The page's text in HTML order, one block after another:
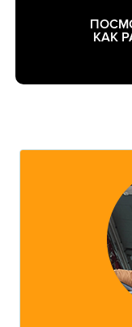
КАК